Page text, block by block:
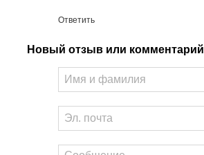
Ответить
Новый отзыв или комментарий